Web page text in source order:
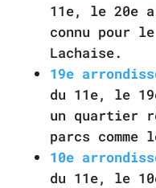
11e, le 20e
connu pour
Lachaise.
19e
du 11e, le
un quartier
parcs comme
10e
du 11e, le